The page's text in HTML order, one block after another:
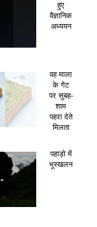
हुए
वैज्ञानिक
अध्ययन
वह माला
के गेट
पर सुबह-
शाम
पहरा देते
मिलता
पहाड़ो में
भूस्खलन